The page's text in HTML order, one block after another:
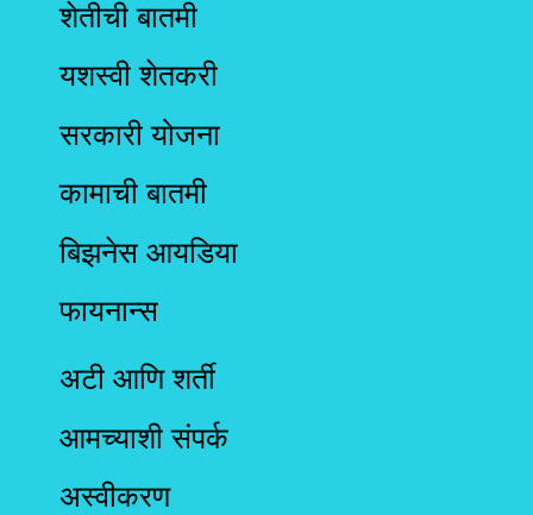
शेतीची बातमी
यशस्वी शेतकरी
सरकारी योजना
कामाची बातमी
बिझनेस आयडिया
फायनान्स
अटी आणि शर्ती
आमच्याशी संपर्क
अस्वीकरण